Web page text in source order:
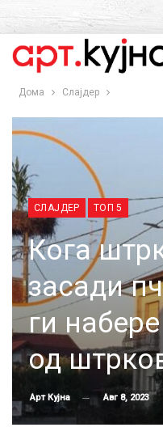
Дома Слајдер
СЛАЈДЕР ТОП 5
Кога
засади
ги
од
Арт Кујна Авг 8, 2023